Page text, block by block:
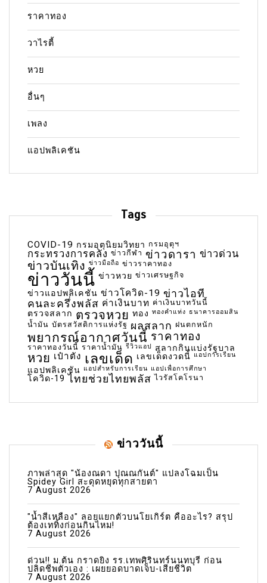
ราคาทอง
วาไรตี้
หวย
อื่นๆ
เพลง
แอปพลิเคชัน
Tags
COVID-19 กรมอุตุนิยมวิทยา กรมอุตุฯ
กระทรวงการคลัง ข่าวกีฬา ข่าวดารา ข่าวด่วน
ข่าวบันเทิง ข่าวมือถือ ข่าวราคาทอง
ข่าววันนี้ ข่าวหวย ข่าวเศรษฐกิจ
ข่าวแอปพลิเคชัน ข่าวโควิด-19 ข่าวไอที
คนละครึ่งพลัส ค่าเงินบาท ค่าเงินบาทวันนี้
ตรวจสลาก ตรวจหวย ทอง ทองคำแท่ง ธนาคารออมสิน
น้ำมัน บัตรสวัสดิการแห่งรัฐ ผลสลาก ฝนตกหนัก
พยากรณ์อากาศวันนี้ ราคาทอง
ราคาทองวันนี้ ราคาน้ำมัน รีวิวแอป สลากกินแบ่งรัฐบาล
หวย เป๋าตัง เลขเด็ด เลขเด็ดงวดนี้ แอปการเรียน
แอปพลิเคชัน แอปสำหรับการเรียน แอปเพื่อการศึกษา
โควิด-19 ไทยช่วยไทยพลัส ไวรัสโคโรนา
ข่าววันนี้
ภาพล่าสุด "น้องณดา ปุณณกันต์" แปลงโฉมเป็น
Spidey Girl สะดุดหยุดทุกสายตา
7 August 2026
"น้ำสีเหลือง" ลอยแยกตัวบนโยเกิร์ต คืออะไร? สรุป
ต้องเททิ้งก่อนกินไหม!
7 August 2026
ด่วน!! ม.ต้น กราดยิง รร.เทพศิรินทร์นนทบุรี ก่อน
ปลิดชีพตัวเอง : เผยยอดบาดเจ็บ-เสียชีวิต
7 August 2026